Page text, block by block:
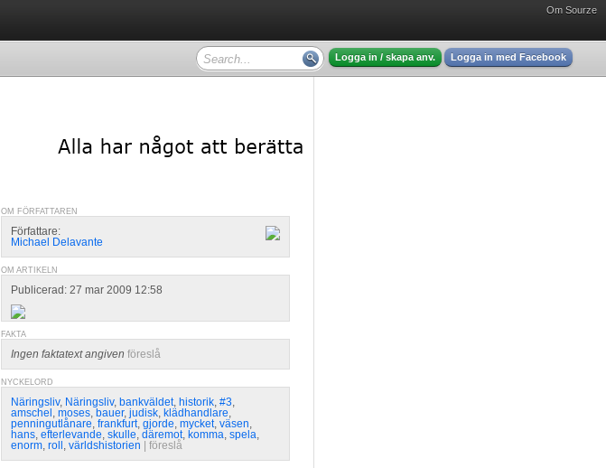
Om Sourze
Logga in / skapa anv. Logga in med Facebook
OM FÖRFATTAREN
Författare:
Michael Delavante
OM ARTIKELN
Publicerad: 27 mar 2009 12:58
FAKTA
Ingen faktatext angiven föreslå
NYCKELORD
Näringsliv, Näringsliv, bankväldet, historik, #3,
amschel , moses, bauer, judisk, klädhandlare,
penningutlånare, frankfurt, gjorde, mycket, väsen,
hans, efterlevande, skulle, däremot, komma, spela,
enorm, roll , världshistorien föreslå